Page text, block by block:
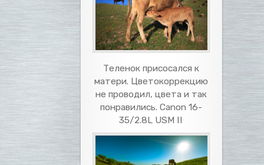
Теленок присосался к
матери. Цветокоррекцию
не проводил, цвета и так
понравились. Canon 16-
35/2.8L USM II